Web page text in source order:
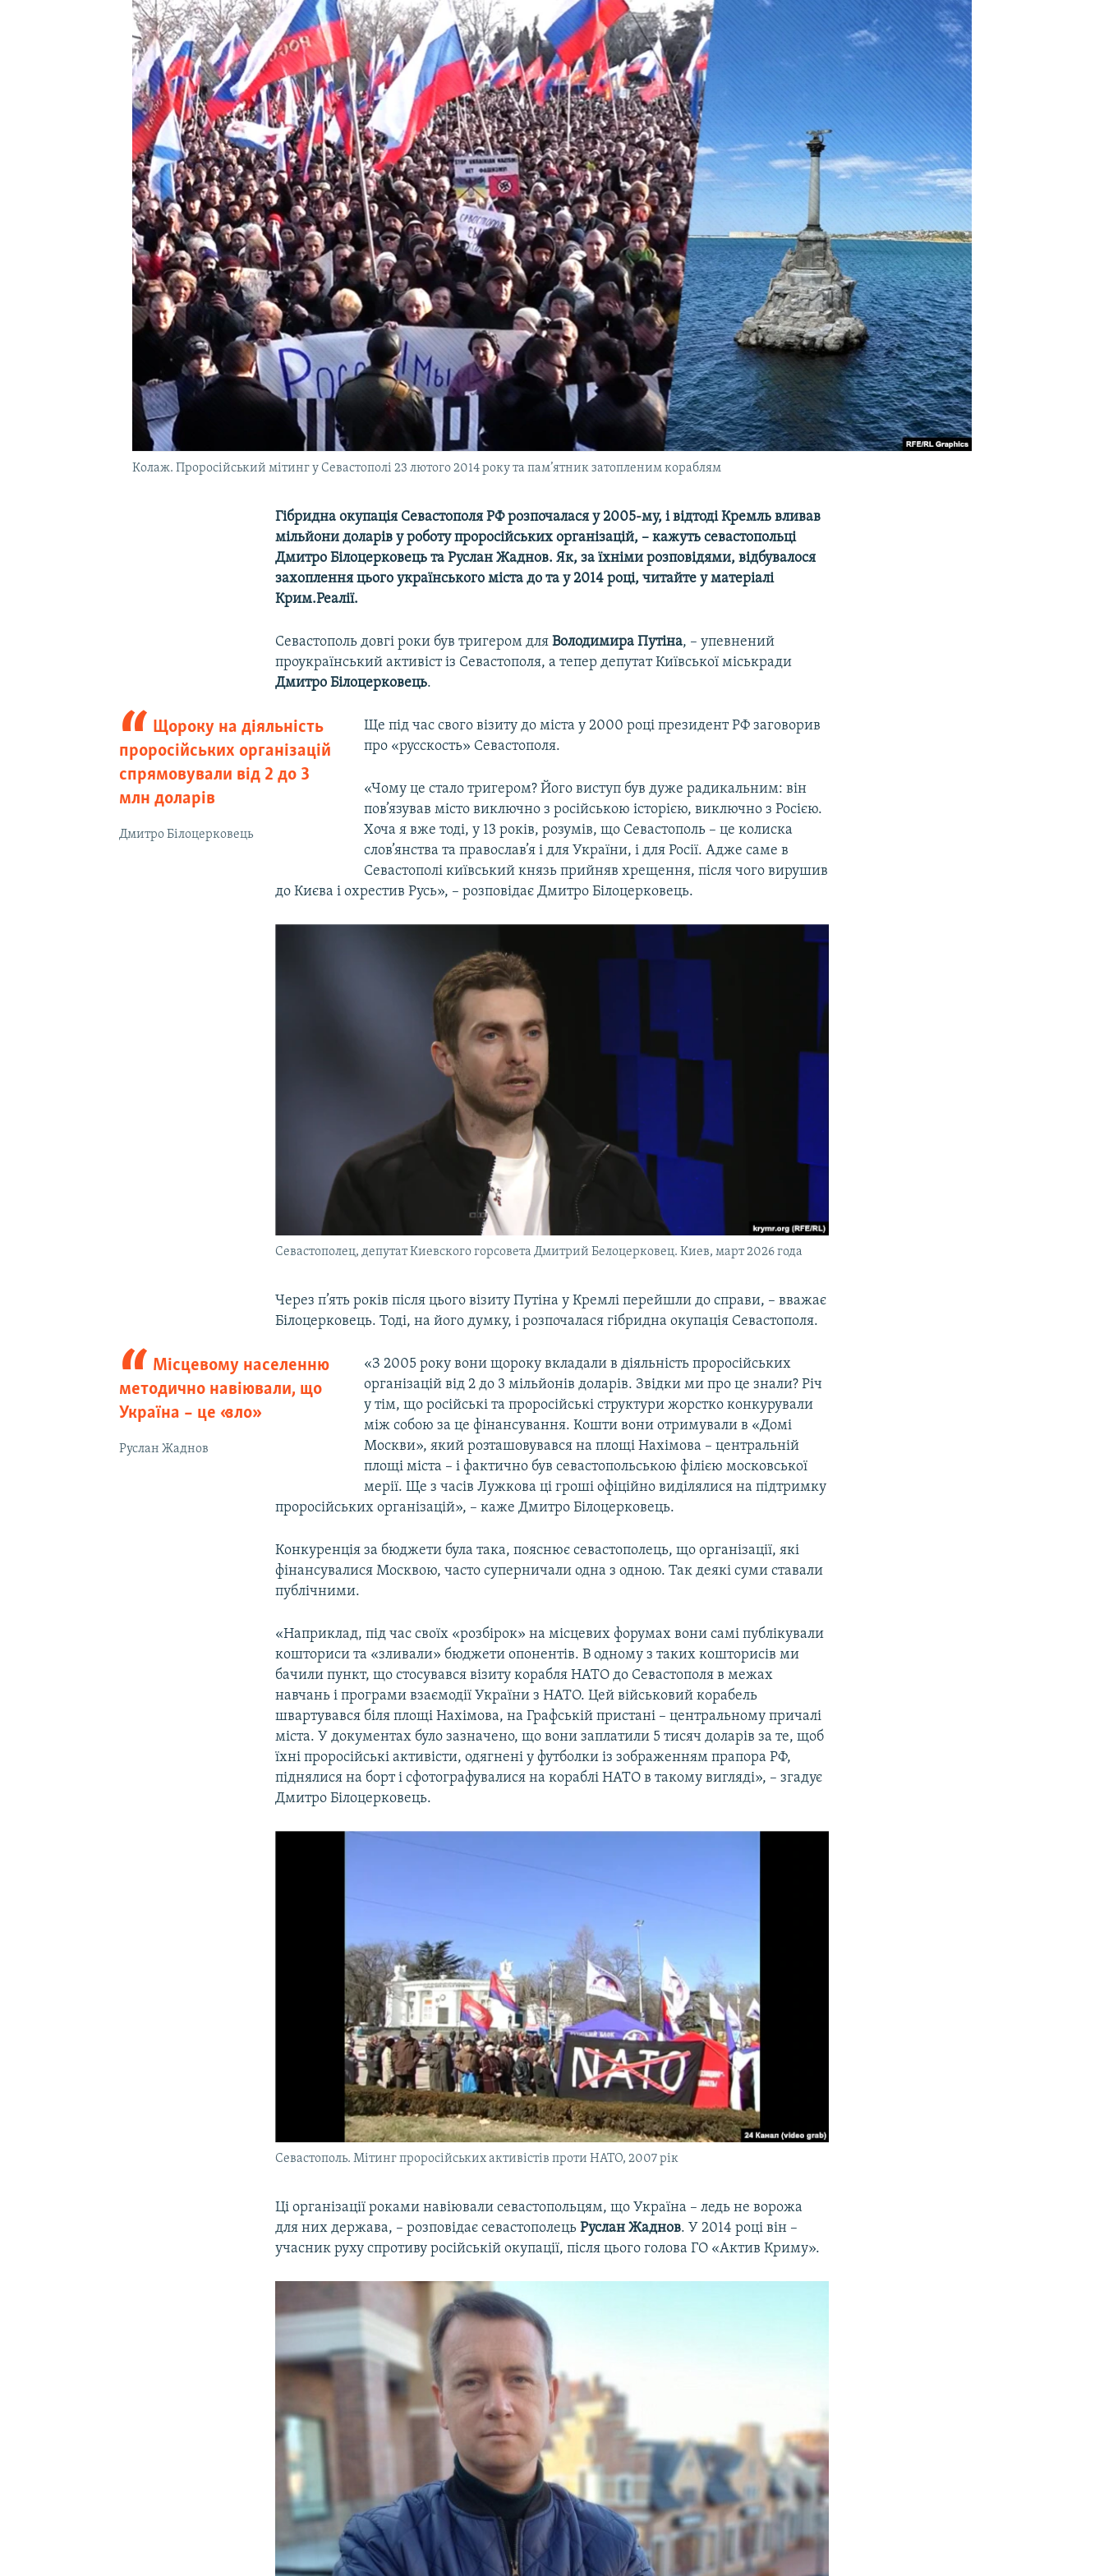
УКРАЇНСЬКА ПРОБЛЕМА КРИМУ
Колаж. Проросійський мітинг у Севастополі 23 лютого 2014 року та пам’ятник затопленим кораблям
Гібридна окупація Севастополя РФ розпочалася у 2005-му, і відтоді Кремль вливав
мільйони доларів у роботу проросійських організацій, – кажуть севастопольці
Дмитро Білоцерковець та Руслан Жаднов. Як, за їхніми розповідями, відбувалося
захоплення цього українського міста до та у 2014 році, читайте у матеріалі
Крим.Реалії.
Севастополь довгі роки був тригером дляВолодимира Путіна, – упевнений
проукраїнський активіст із Севастополя, а тепер депутат Київської міськради
Дмитро Білоцерковець.
Щороку на діяльність
проросійських організацій
спрямовували від 2 до 3
млн доларів
Дмитро Білоцерковець
Ще під час свого візиту до міста у 2000 році президент РФ заговорив
про «русскость» Севастополя.
«Чому це стало тригером? Його виступ був дуже радикальним: він
пов’язував місто виключно з російською історією, виключно з Росією.
Хоча я вже тоді, у 13 років, розумів, що Севастополь – це колиска
слов’янства та православ’я і для України, і для Росії. Адже саме в
Севастополі київський князь прийняв хрещення, після чого вирушив
до Києва і охрестив Русь», – розповідає Дмитро Білоцерковець.
Севастополец, депутат Киевского горсовета Дмитрий Белоцерковец. Киев, март 2026 года
Через п’ять років після цього візиту Путіна у Кремлі перейшли до справи, – вважає
Білоцерковець. Тоді, на його думку, і розпочалася гібридна окупація Севастополя.
Місцевому населенню
методично навіювали, що
Україна – це «зло»
Руслан Жаднов
«З 2005 року вони щороку вкладали в діяльність проросійських
організацій від 2 до 3 мільйонів доларів. Звідки ми про це знали? Річ
у тім, що російські та проросійські структури жорстко конкурували
між собою за це фінансування. Кошти вони отримували в «Домі
Москви», який розташовувався на площі Нахімова – центральній
площі міста – і фактично був севастопольською філією московської
мерії. Ще з часів Лужкова ці гроші офіційно виділялися на підтримку
проросійських організацій», – каже Дмитро Білоцерковець.
Конкуренція за бюджети була така, пояснює севастополець, що організації, які
фінансувалися Москвою, часто суперничали одна з одною. Так деякі суми ставали
публічними.
«Наприклад, під час своїх «розбірок» на місцевих форумах вони самі публікували
кошториси та «зливали» бюджети опонентів. В одному з таких кошторисів ми
бачили пункт, що стосувався візиту корабля НАТО до Севастополя в межах
навчань і програми взаємодії України з НАТО. Цей військовий корабель
швартувався біля площі Нахімова, на Графській пристані – центральному причалі
міста. У документах було зазначено, що вони заплатили 5 тисяч доларів за те, щоб
їхні проросійські активісти, одягнені у футболки із зображенням прапора РФ,
піднялися на борт і сфотографувалися на кораблі НАТО в такому вигляді», – згадує
Дмитро Білоцерковець.
Севастополь. Мітинг проросійських активістів проти НАТО, 2007 рік
Ці організації роками навіювали севастопольцям, що Україна – ледь не ворожа
для них держава, – розповідає севастополецьРуслан Жаднов. У 2014 році він –
учасник руху спротиву російській окупації, після цього голова ГО «Актив Криму».